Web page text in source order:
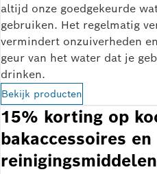
altijd onze goedgekeurde
gebruiken. Het regelmatig
vermindert onzuiverheden
geur van het water dat je
drinken.
Bekijk producten
15% korting op
bakaccessoires en
reinigingsmiddelen